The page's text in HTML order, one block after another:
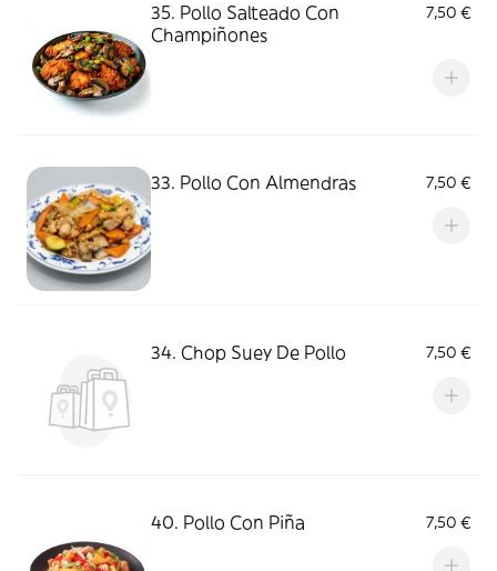
35. Pollo Salteado Con
Champiñones
7,50 €
33. Pollo Con Almendras 7,50 €
34. Chop Suey De Pollo 7,50 €
40. Pollo Con Piña 7,50 €